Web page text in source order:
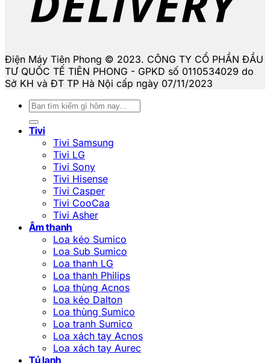
Điện Máy Tiên Phong © 2023. CÔNG TY CỔ PHẦN ĐẦU
TƯ QUỐC TẾ TIÊN PHONG - GPKD số 0110534029 do
Sở KH và ĐT TP Hà Nội cấp ngày 07/11/2023
Tìm
kiếm:
Tivi
Tivi Samsung
Tivi LG
Tivi Sony
Tivi Hisense
Tivi Casper
Tivi CooCaa
Tivi Asher
Âm thanh
Loa kéo Sumico
Loa Sub Sumico
Loa thanh LG
Loa thanh Philips
Loa thùng Acnos
Loa kéo Dalton
Loa thùng Sumico
Loa tranh Sumico
Loa xách tay Acnos
Loa xách tay Aurec
Tủ lạnh